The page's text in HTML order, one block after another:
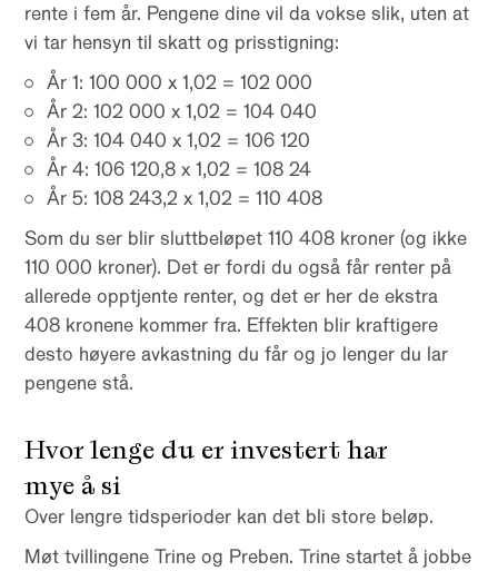
rente i fem år. Pengene dine vil da vokse slik, uten at
vi tar hensyn til skatt og prisstigning:
År 1: 100 000 x 1,02 = 102 000
År 2: 102 000 x 1,02 = 104 040
År 3: 104 040 x 1,02 = 106 120
År 4: 106 120,8 x 1,02 = 108 24
År 5: 108 243,2 x 1,02 = 110 408
Som du ser blir sluttbeløpet 110 408 kroner (og ikke
110 000 kroner). Det er fordi du også får renter på
allerede opptjente renter, og det er her de ekstra
408 kronene kommer fra. Effekten blir kraftigere
desto høyere avkastning du får og jo lenger du lar
pengene stå.
Hvor lenge du er investert har
mye å si
Over lengre tidsperioder kan det bli store beløp.
Møt tvillingene Trine og Preben. Trine startet å jobbe